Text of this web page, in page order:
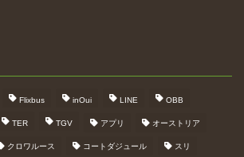
Flixbus inOui LINE OBB
TER TGV アプリ オーストリア
クロワルース コートダジュール スリ